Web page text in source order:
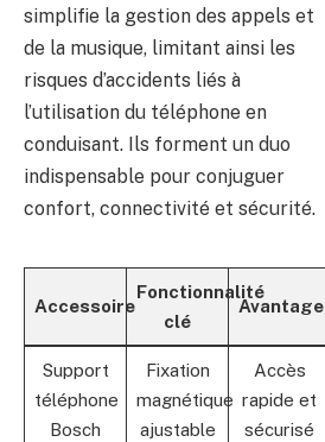
simplifie la gestion des appels et
de la musique, limitant ainsi les
risques d’accidents liés à
l’utilisation du téléphone en
conduisant. Ils forment un duo
indispensable pour conjuguer
confort, connectivité et sécurité.
Accessoire
Fonctionnalité
clé
Avantage
Support
téléphone
Bosch
Fixation
magnétique
ajustable
Accès
rapide et
sécurisé